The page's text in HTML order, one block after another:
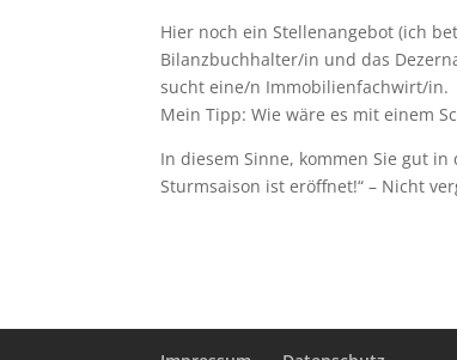
Hier noch ein Stellenangebot (ich
Bilanzbuchhalter/in und das
sucht eine/n Immobilienfachwirt/in.
Mein Tipp: Wie wäre es mit einem
In diesem Sinne, kommen Sie gut
Sturmsaison ist eröffnet!“ – Nicht